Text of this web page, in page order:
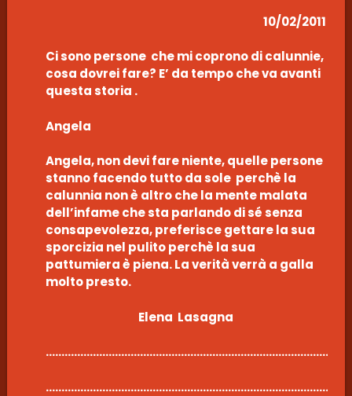
10/02/2011
Ci sono persone che mi coprono di calunnie,
cosa dovrei fare? E’ da tempo che va avanti
questa storia .
Angela
Angela, non devi fare niente, quelle persone
stanno facendo tutto da sole perchè la
calunnia non è altro che la mente malata
dell’infame che sta parlando di sé senza
consapevolezza, preferisce gettare la sua
sporcizia nel pulito perchè la sua
pattumiera è piena. La verità verrà a galla
molto presto.
Elena Lasagna